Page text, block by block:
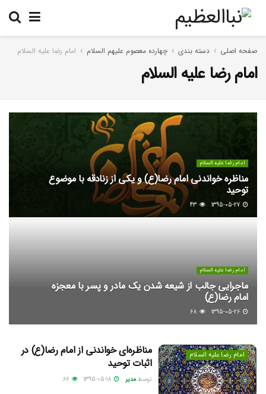
صفحه اصلی دسته بندی چهارده معصوم علیهم السلام امام رضا علیه السلام
امام رضا علیه السلام
امام رضا علیه السلام
مناظره خواندنی امام رضا(ع) و یکی از زنادقه با موضوع
توحید
امام رضا علیه السلام
ماجرایی جالب از شیعه شدن یک مادر و پسر با معجزه
امام رضا(ع)
امام رضا علیه السلام
مناظره‌ای خواندنی از امام رضا(ع) در
اثبات توحید
توسط مدیر 1395-05-18
66